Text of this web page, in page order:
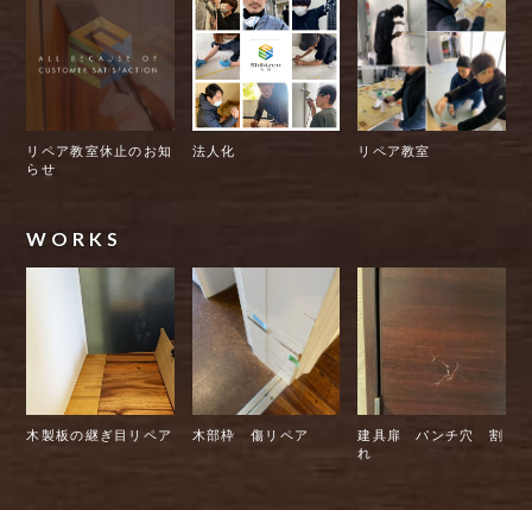
リペア教室休止のお知
らせ
法人化 リペア教室
WORKS
木製板の継ぎ目リペア 木部枠 傷リペア
建具扉 パンチ穴 割
れ